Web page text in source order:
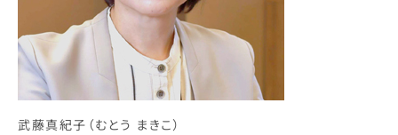
武藤真紀子（むとう まきこ）